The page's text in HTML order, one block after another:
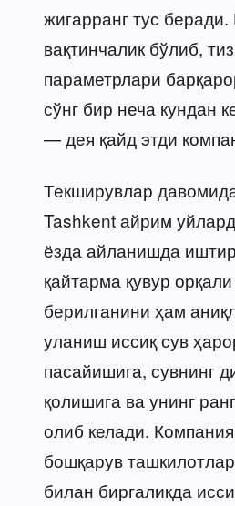
жигарранг тус
вақтинчалик бўлиб,
параметрлари
сўнг бир неча кундан
— дея қайд этди
Текширувлар
Tashkent айрим
ёзда айланишда
қайтарма қувур
берилганини ҳам
уланиш иссиқ сув
пасайишига, сувнинг
қолишига ва унинг
олиб келади.
бошқарув
билан биргаликда